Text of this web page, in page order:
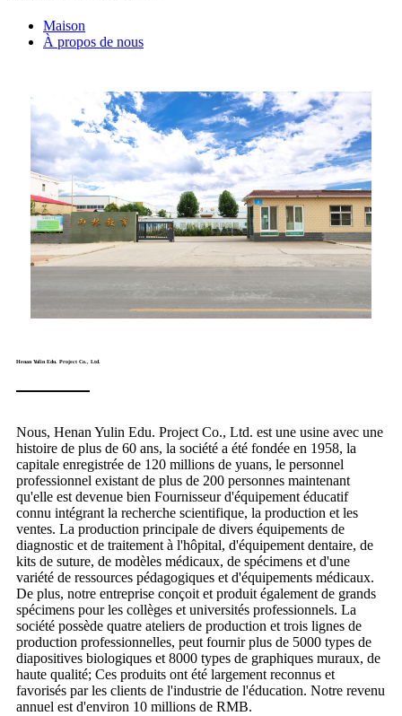
Maison
À propos de nous
Henan Yulin Edu. Project Co., Ltd.
Nous, Henan Yulin Edu. Project Co., Ltd. est une usine avec une
histoire de plus de 60 ans, la société a été fondée en 1958, la
capitale enregistrée de 120 millions de yuans, le personnel
professionnel existant de plus de 200 personnes maintenant
qu'elle est devenue bien Fournisseur d'équipement éducatif
connu intégrant la recherche scientifique, la production et les
ventes. La production principale de divers équipements de
diagnostic et de traitement à l'hôpital, d'équipement dentaire, de
kits de suture, de modèles médicaux, de spécimens et d'une
variété de ressources pédagogiques et d'équipements médicaux.
De plus, notre entreprise conçoit et produit également de grands
spécimens pour les collèges et universités professionnels. La
société possède quatre ateliers de production et trois lignes de
production professionnelles, peut fournir plus de 5000 types de
diapositives biologiques et 8000 types de graphiques muraux, de
haute qualité; Ces produits ont été largement reconnus et
favorisés par les clients de l'industrie de l'éducation. Notre revenu
annuel est d'environ 10 millions de RMB.